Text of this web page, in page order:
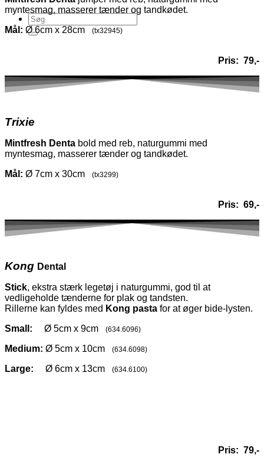
myntesmag, masserer tænder og tandkødet.
Mål: Ø 6cm x 28cm (tx32945)
Pris: 79,-
Trixie
Mintfresh Denta bold med reb, naturgummi med
myntesmag, masserer tænder og tandkødet.
Mål: Ø 7cm x 30cm (tx3299)
Pris: 69,-
Kong Dental
Stick, ekstra stærk legetøj i naturgummi, god til at
vedligeholde tænderne for plak og tandsten.
Rillerne kan fyldes med Kong pasta for at øger bide-lysten.
Small:
Ø 5cm x 9cm (634.6096)
Medium: Ø 5cm x 10cm (634.6098)
Large: Ø 6cm x 13cm (634.6100)
Pris: 79,-